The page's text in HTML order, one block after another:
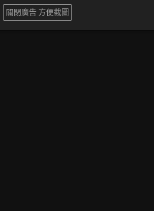
關閉廣告 方便截圖